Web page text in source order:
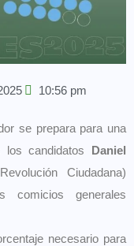
10:56 pm
se prepara para una
los candidatos Daniel
Ciudadana)
generales
necesario para